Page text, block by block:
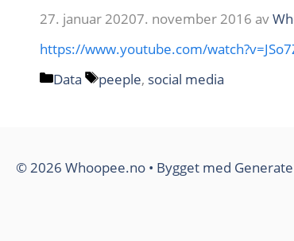
27. januar 20207. november 2016 av
https://www.youtube.com/
Kategorier
Data Stikkord
peeple, social media
© 2026 Whoopee.no • Bygget med